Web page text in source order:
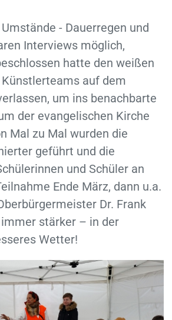
- Dauerregen und
Interviews möglich,
hatte den weißen
auf dem
um ins benachbarte
der evangelischen Kirche
Mal zu Mal wurden die
geführt und die
und Schüler an
Ende März, dann u.a.
Dr. Frank
stärker – in der
Wetter!